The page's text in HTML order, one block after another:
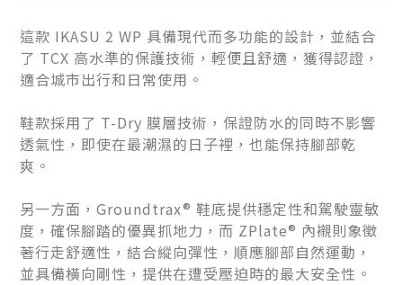
這款 IKASU 2 WP 具備現代而多功能的設計，並結合
了 TCX 高水準的保護技術，輕便且舒適，獲得認證，
適合城市出行和日常使用。
鞋款採用了 T-Dry 膜層技術，保證防水的同時不影響
透氣性，即使在最潮濕的日子裡，也能保持腳部乾
爽。
另一方面，Groundtrax® 鞋底提供穩定性和駕駛靈敏
度，確保腳踏的優異抓地力，而 ZPlate® 內襯則象徵
著行走舒適性，結合縱向彈性，順應腳部自然運動，
並具備橫向剛性，提供在遭受壓迫時的最大安全性。